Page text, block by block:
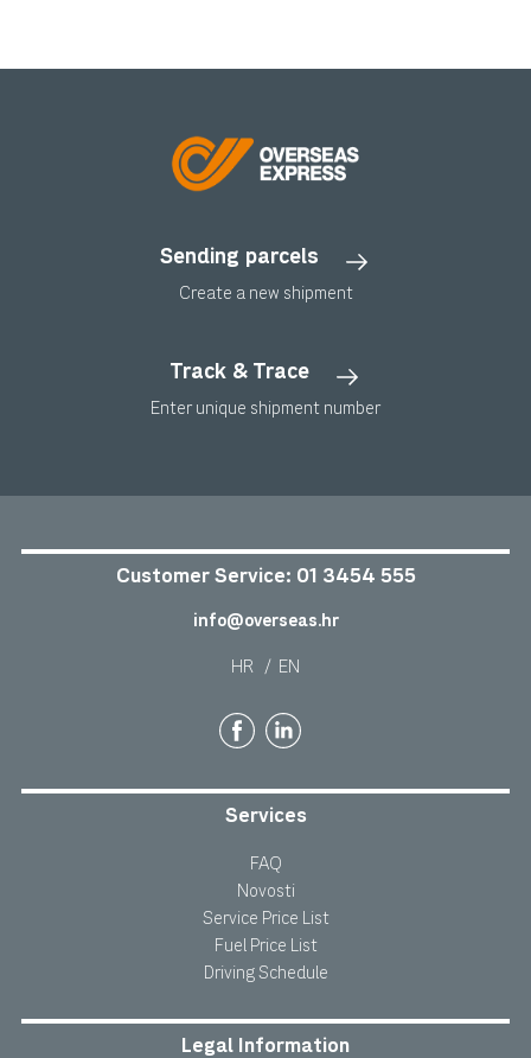
Sending parcels
Create a new shipment
Track & Trace
Enter unique shipment number
Customer Service: 01 3454 555
info@overseas.hr
HR / EN
Services
FAQ
Novosti
Service Price List
Fuel Price List
Driving Schedule
Legal Information